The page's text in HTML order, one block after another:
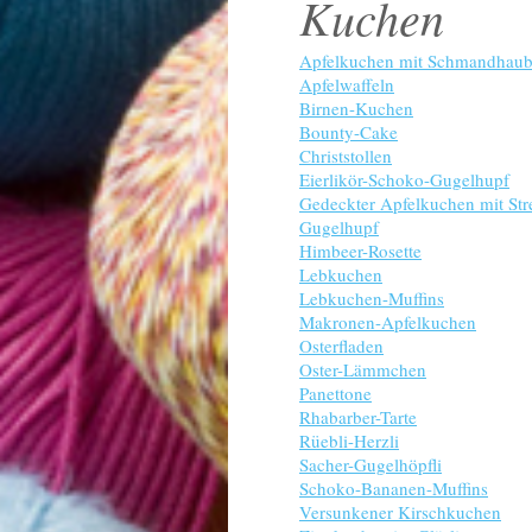
Kuchen
Apfelkuchen mit
Apfelwaffeln
Birnen-Kuchen
Bounty-Cake
Christstollen
Eierlikör-Schoko-Gugelhupf
Gedeckter Apfelkuchen mit
Gugelhupf
Himbeer-Rosette
Lebkuchen
Lebkuchen-Muffins
Makronen-Apfelkuchen
Osterfladen
Oster-Lämmchen
Panettone
Rhabarber-Tarte
Rüebli-Herzli
Sacher-Gugelhöpfli
Schoko-Bananen-Muffins
Versunkener Kirschkuchen